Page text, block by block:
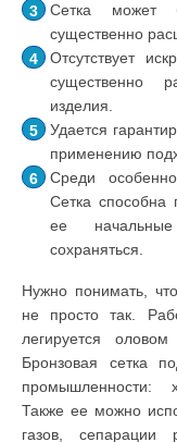
Сетка может
существенно
Отсутствует
существенно
изделия.
Удается
применению
Среди
Сетка способна
ее
сохраняться.
Нужно понимать,
не просто так.
легируется
Бронзовая сетка
промышленности:
Также ее можно
газов, сепарации